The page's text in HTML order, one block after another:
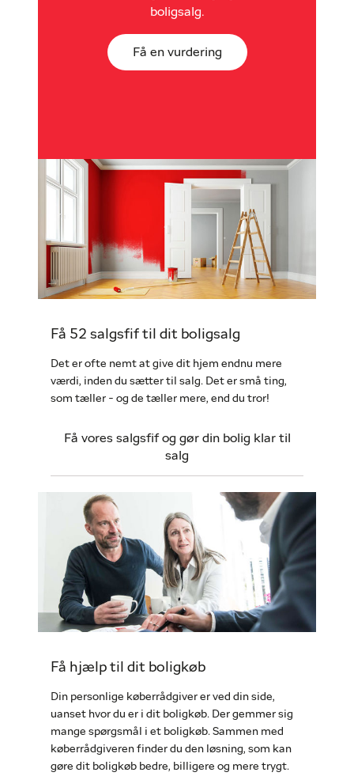
boligsalg.
Få en vurdering
Få 52 salgsfif til dit boligsalg
Det er ofte nemt at give dit hjem endnu mere
værdi, inden du sætter til salg. Det er små ting,
som tæller - og de tæller mere, end du tror!
Få vores salgsfif og gør din bolig klar til
salg
Få hjælp til dit boligkøb
Din personlige køberrådgiver er ved din side,
uanset hvor du er i dit boligkøb. Der gemmer sig
mange spørgsmål i et boligkøb. Sammen med
køberrådgiveren finder du den løsning, som kan
gøre dit boligkøb bedre, billigere og mere trygt.